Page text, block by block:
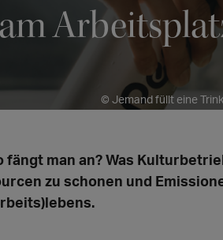
© Jemand füllt eine
fängt man an? Was
zu schonen und